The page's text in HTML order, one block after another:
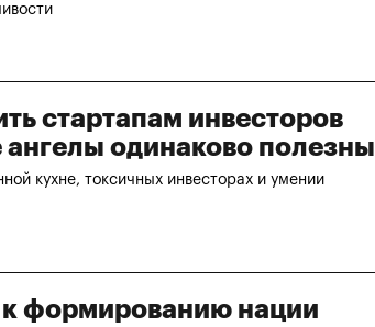
стартапам инвесторов
ангелы одинаково полезны
кухне, токсичных инвесторах и умении
к формированию нации